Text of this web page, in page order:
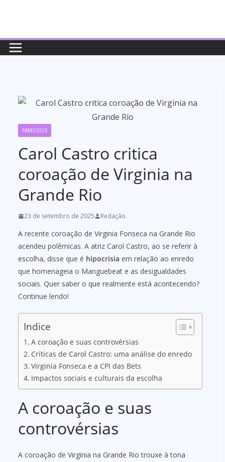
conteúdo
FAMOSOS
Carol Castro critica
coroação de Virginia na
Grande Rio
23 de setembro de 2025 Redação
A recente coroação de Virginia Fonseca na Grande Rio
acendeu polêmicas. A atriz Carol Castro, ao se referir à
escolha, disse que é hipocrisia em relação ao enredo
que homenageia o Manguebeat e as desigualdades
sociais. Quer saber o que realmente está acontecendo?
Continue lendo!
Indice
A coroação e suas controvérsias
Críticas de Carol Castro: uma análise do enredo
Virginia Fonseca e a CPI das Bets
Impactos sociais e culturais da escolha
A coroação e suas
controvérsias
A coroação de Virginia na Grande Rio trouxe à tona